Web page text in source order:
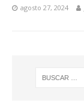
agosto 27, 2024